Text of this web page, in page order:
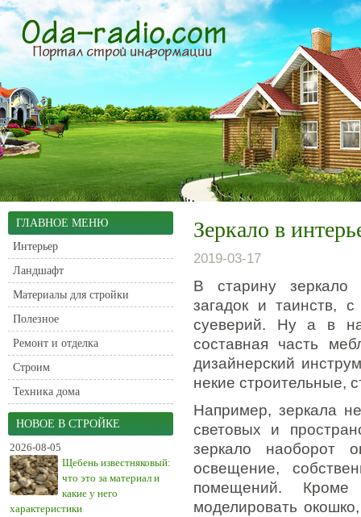
ГЛАВНОЕ МЕНЮ
Интерьер
Ландшафт
Материалы для стройки
Полезное
Ремонт и отделка
Строим
Техника дома
НОВОЕ В СТРОЙКЕ
2026-08-05
Щебень известняковый:
что это за материал и
какие у него
характеристики
Зеркало в
2019-03-17
В старину зеркало
загадок и таинств,
суеверий. Ну а в
составная часть
дизайнерский
некие строительные,
Например, зеркала
световых и
зеркало наоборот
освещение,
помещений.
моделировать